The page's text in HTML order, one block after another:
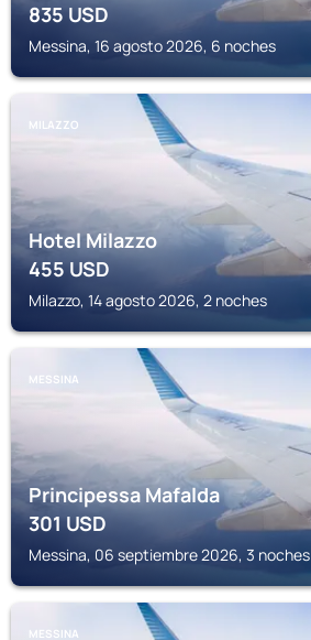
835USD
Messina, 16 agosto 2026, 6 noches
MILAZZO
Hotel Milazzo
455USD
Milazzo, 14 agosto 2026, 2 noches
MESSINA
Principessa Mafalda
301USD
Messina, 06 septiembre 2026, 3 noches
MESSINA